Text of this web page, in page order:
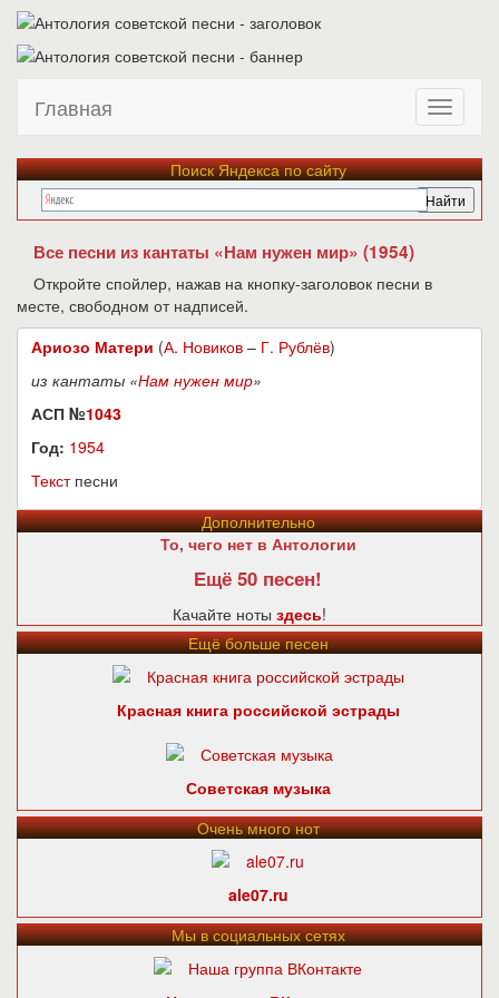
Главная
Поиск Яндекса по сайту
Все песни из кантаты «Нам нужен мир» (1954)
Откройте спойлер, нажав на кнопку-заголовок песни в
месте, свободном от надписей.
Ариозо Матери (А. Новиков – Г. Рублёв)
из кантаты «Нам нужен мир»
АСП №1043
Год: 1954
Текстпесни
Дополнительно
То, чего нет в Антологии
Ещё 50 песен!
Качайте ноты здесь!
Ещё больше песен
Красная книга российской эстрады
Советская музыка
Очень много нот
ale07.ru
Мы в социальных сетях